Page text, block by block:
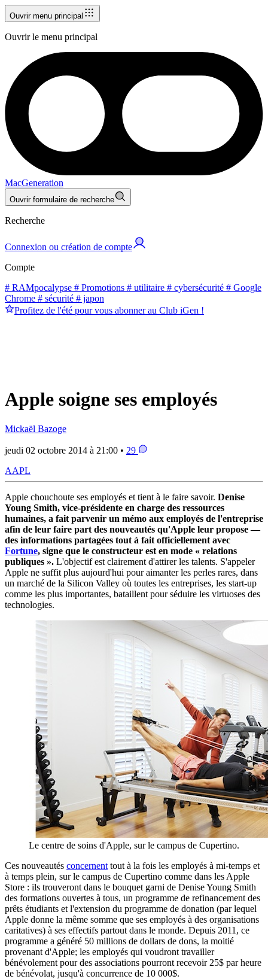
Ouvrir menu principal
Ouvrir le menu principal
MacGeneration
Ouvrir formulaire de recherche
Recherche
Connexion ou création de compte
Compte
# RAMpocalypse # Promotions # utilitaire # cybersécurité # Google
Chrome # sécurité # japon
Profitez de l'été pour vous abonner au Club iGen !
Apple soigne ses employés
Mickaël Bazoge
jeudi 02 octobre 2014 à 21:00 • 29
AAPL
Apple chouchoute ses employés et tient à le faire savoir. Denise
Young Smith, vice-présidente en charge des ressources
humaines, a fait parvenir un mémo aux employés de l'entreprise
afin de leur faire part des nouveautés qu'Apple leur propose —
des informations partagées tout à fait officiellement avec
Fortune, signe que le constructeur est en mode « relations
publiques ». L'objectif est clairement d'attirer les talents. S'appeler
Apple ne suffit plus aujourd'hui pour aimanter les perles rares, dans
un marché de la Silicon Valley où toutes les entreprises, les start-up
comme les plus importantes, bataillent pour séduire les virtuoses des
technologies.
Le centre de soins d'Apple, sur le campus de Cupertino.
Ces nouveautés concernent tout à la fois les employés à mi-temps et
à temps plein, sur le campus de Cupertino comme dans les Apple
Store : ils trouveront dans le bouquet garni de Denise Young Smith
des formations ouvertes à tous, un programme de refinancement des
prêts étudiants et l'extension du programme de donation (par lequel
Apple donne la même somme que ses employés à des organisations
caritatives) à ses effectifs partout dans le monde. Depuis 2011, ce
programme a généré 50 millions de dollars de dons, la moitié
provenant d'Apple; les employés qui voudront travailler
bénévolement pour des associations pourront recevoir 25$ par heure
de bénévolat, jusqu'à concurrence de 10 000$.